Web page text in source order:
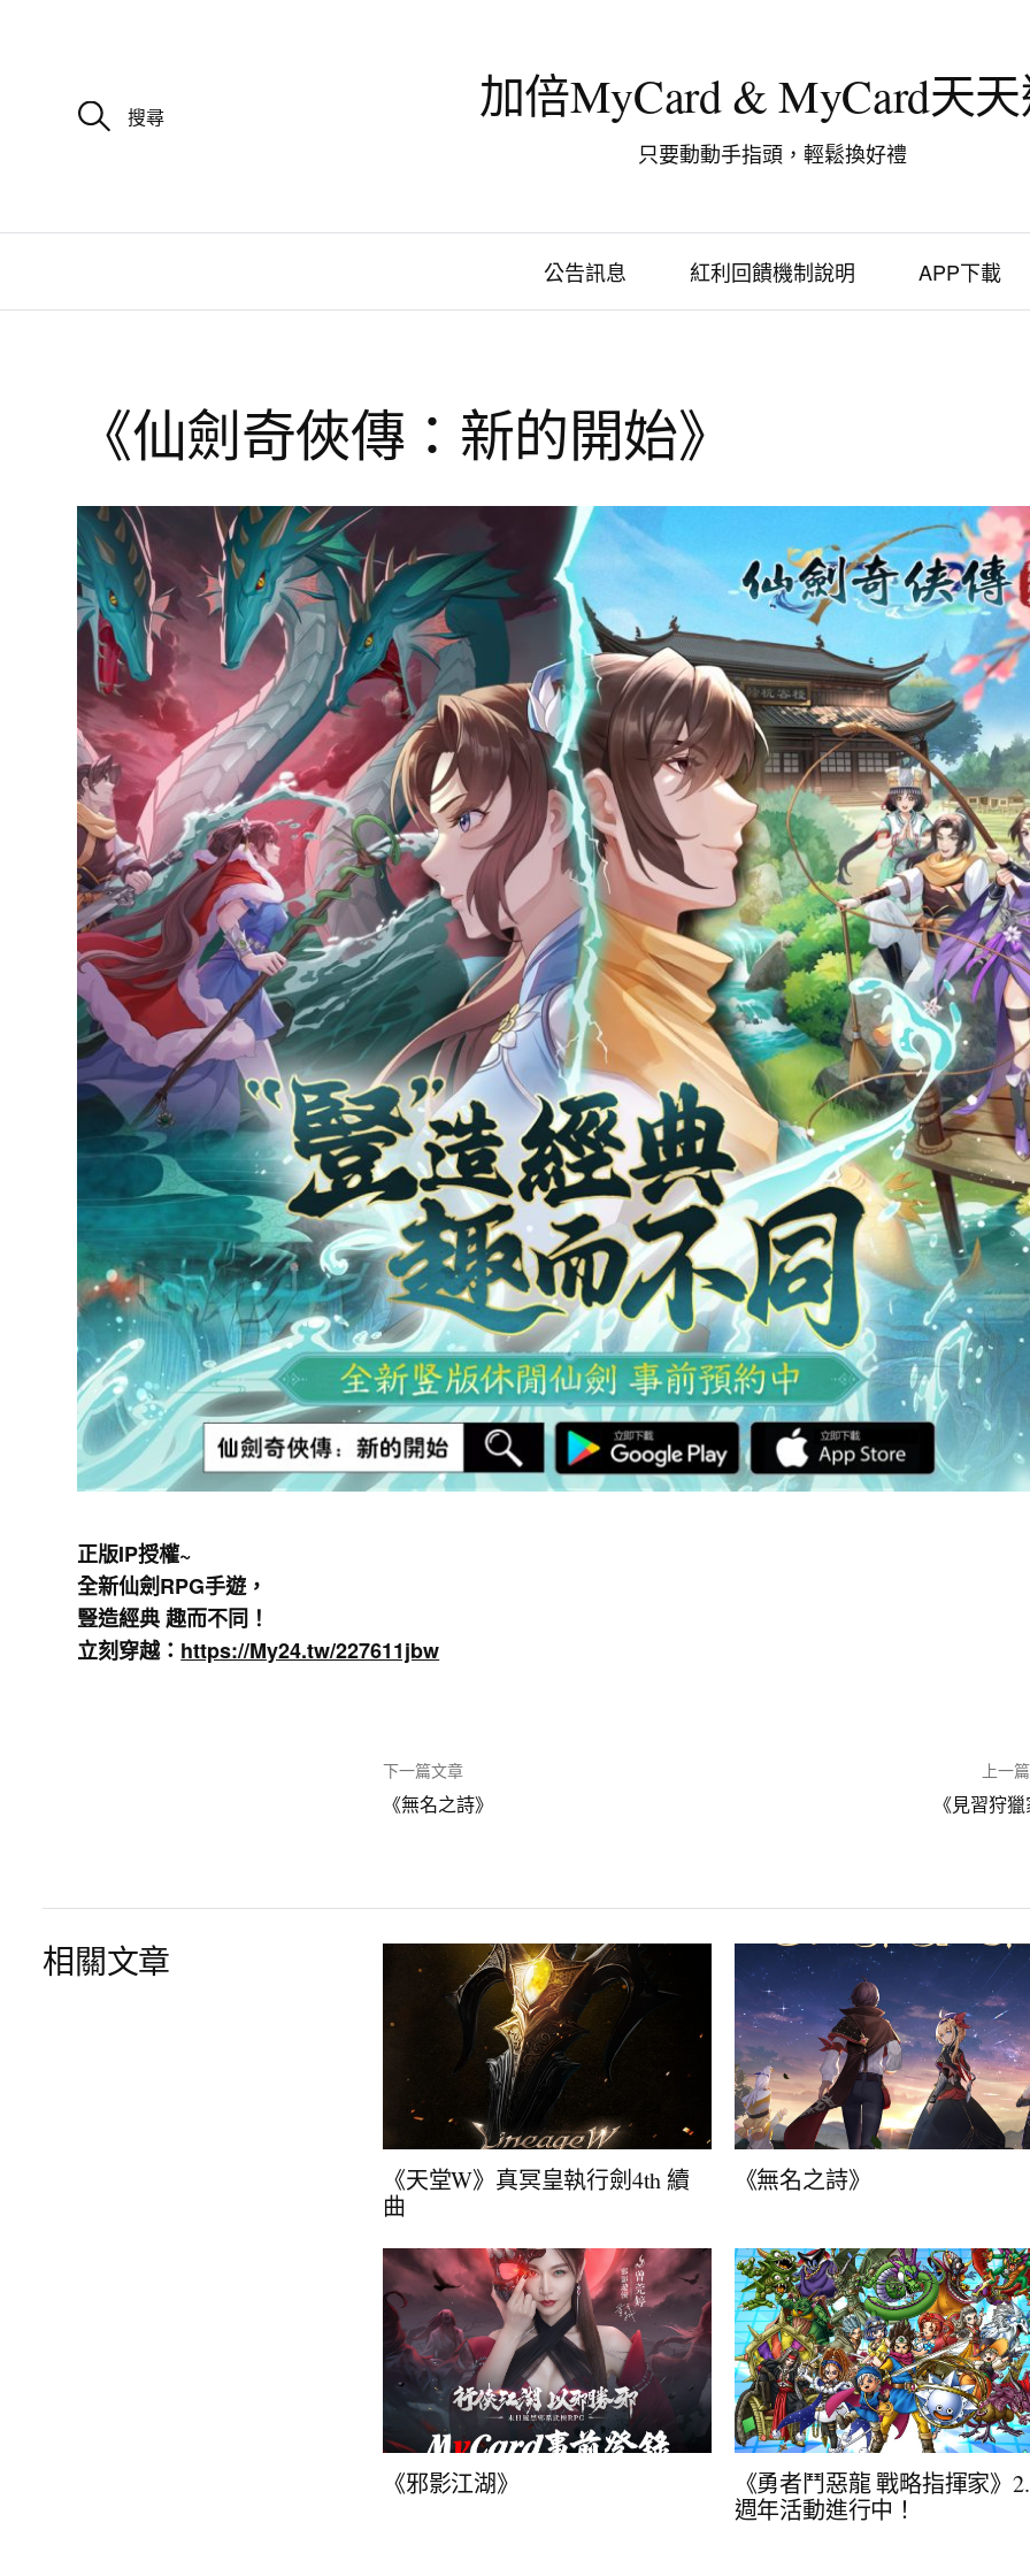
搜
尋 加倍MyCard & MyCard天
只要動動手指頭，輕鬆換好禮
公告訊息 紅利回饋機制說明 APP下載
《仙劍奇俠傳：新的開始》
正版IP授權~
全新仙劍RPG手遊，
豎造經典 趣而不同！
立刻穿越： https://My24.tw/227611jbw
下一篇文章
《無名之詩》
上一
《見習狩
相關文章
《天堂W》真冥皇執行劍4th 續
曲
《無名之詩》
《邪影江湖》
《勇者鬥惡龍 戰略指揮家》
週年活動進行中！